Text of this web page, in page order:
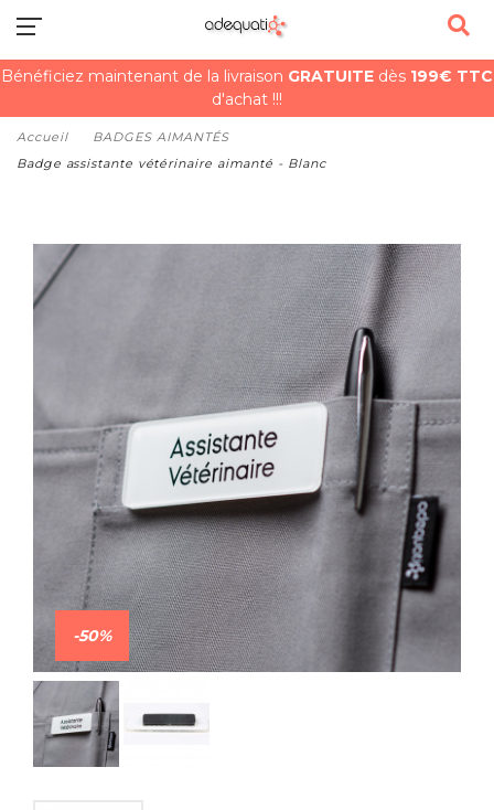
Bénéficiez maintenant de la livraison GRATUITE dès 199€ TTC
d'achat !!!
Accueil
BADGES AIMANTÉS
Badge assistante vétérinaire aimanté - Blanc
-50%